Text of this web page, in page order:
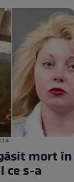
mort în
ce s-a